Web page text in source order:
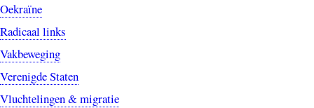
Oekraïne
Radicaal links
Vakbeweging
Verenigde Staten
Vluchtelingen & migratie